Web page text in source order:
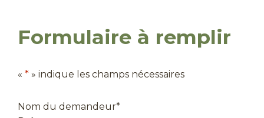
Formulaire à remplir
« * » indique les champs nécessaires
Nom du demandeur*